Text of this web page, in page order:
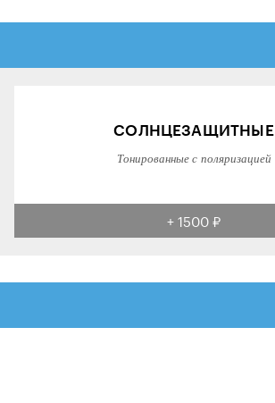
СОЛНЦЕЗАЩИТНЫЕ
Тонированные с поляризацией
+ 1500 ₽